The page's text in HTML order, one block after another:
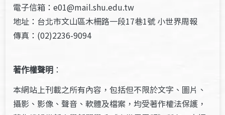
電子信箱：e01@mail.shu.edu.tw
地址：台北市文山區木柵路一段17巷1號 小世界周報
傳真：(02)2236-9094
著作權聲明 ：
本網站上刊載之所有內容，包括但不限於文字、圖片、
攝影、影像、聲音、軟體及檔案，均受著作權法保護，